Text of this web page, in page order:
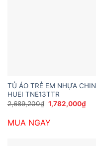
TỦ ÁO TRẺ EM NHỰA CHIN
HUEI TNE13TTR
2,689,200₫ Giá
gốc
2,689,200₫.
1,782,000₫Giá
hiện
MUA NGAY